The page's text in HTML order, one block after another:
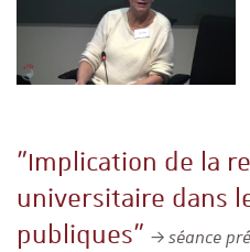
"Implication de la
universitaire dans
publiques"
séance